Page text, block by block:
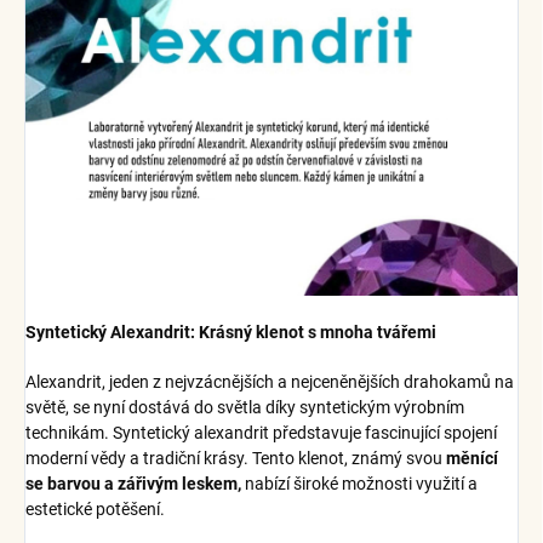
Syntetický Alexandrit: Krásný klenot s mnoha tvářemi
Alexandrit, jeden z nejvzácnějších a nejceněnějších drahokamů na
světě, se nyní dostává do světla díky syntetickým výrobním
technikám. Syntetický alexandrit představuje fascinující spojení
moderní vědy a tradiční krásy. Tento klenot, známý svou měnící
se barvou a zářivým leskem, nabízí široké možnosti využití a
estetické potěšení.